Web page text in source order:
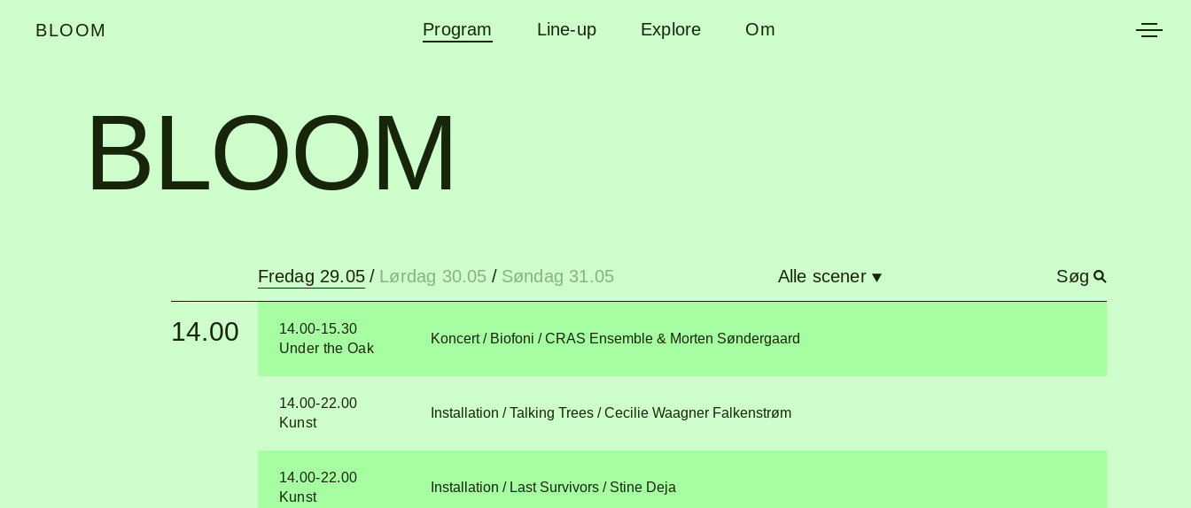
BLOOM Program Line-up Explore OmBLOOM
BLOOM
Fredag 29.05 / Lørdag 30.05 / Søndag 31.05 Alle scener Søg
14.00
14.00-15.30
Under the Oak
Koncert / Biofoni/ CRAS Ensemble & Morten Søndergaard
14.00-22.00
Kunst
Installation / Talking Trees/ Cecilie Waagner Falkenstrøm
14.00-22.00
Kunst
Installation / Last Survivors/ Stine Deja